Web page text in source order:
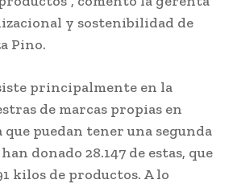
y sostenibilidad de
Pino.
principalmente en la
de marcas propias en
que puedan tener una segunda
donado 28.147 de estas, que
kilos de productos. A lo